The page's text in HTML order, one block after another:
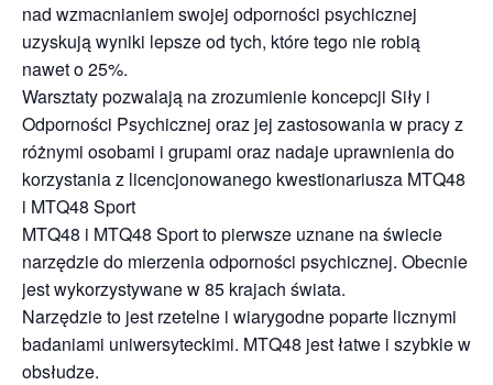
nad wzmacnianiem swojej odporności psychicznej
uzyskują wyniki lepsze od tych, które tego nie robią
nawet o 25%.
Warsztaty pozwalają na zrozumienie koncepcji Siły i
Odporności Psychicznej oraz jej zastosowania w pracy z
różnymi osobami i grupami oraz nadaje uprawnienia do
korzystania z licencjonowanego kwestionariusza MTQ48
i MTQ48 Sport
MTQ48 i MTQ48 Sport to pierwsze uznane na świecie
narzędzie do mierzenia odporności psychicznej. Obecnie
jest wykorzystywane w 85 krajach świata.
Narzędzie to jest rzetelne i wiarygodne poparte licznymi
badaniami uniwersyteckimi. MTQ48 jest łatwe i szybkie w
obsłudze.